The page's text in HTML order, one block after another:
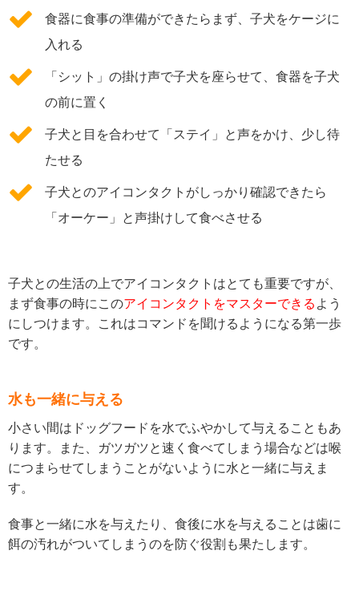
食器に食事の準備ができたらまず、子犬をケージに
入れる
「シット」の掛け声で子犬を座らせて、食器を子犬
の前に置く
子犬と目を合わせて「ステイ」と声をかけ、少し待
たせる
子犬とのアイコンタクトがしっかり確認できたら
「オーケー」と声掛けして食べさせる
子犬との生活の上でアイコンタクトはとても重要ですが、
まず食事の時にこのアイコンタクトをマスターできる よう
にしつけます。これはコマンドを聞けるようになる第一歩
です。
水も一緒に与える
小さい間はドッグフードを水でふやかして与えることもあ
ります。また、ガツガツと速く食べてしまう場合などは喉
につまらせてしまうことがないように水と一緒に与えま
す。
食事と一緒に水を与えたり、食後に水を与えることは歯に
餌の汚れがついてしまうのを防ぐ役割も果たします。